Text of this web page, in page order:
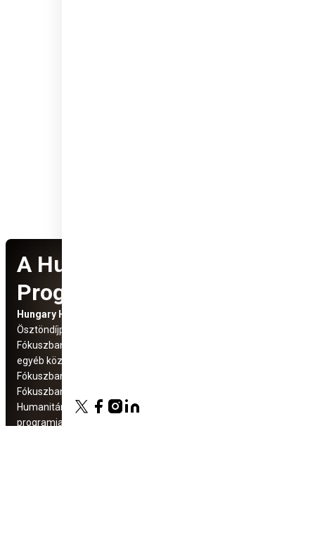
A Hungary Helps
Programról
Hungary Helps Program
Ösztöndíjprogram
Fókuszban: Üldözött keresztény és
egyéb közösségek
Fókuszban: Száhel régió
Fókuszban az Európai Unió
Humanitárius és fejlesztési
programjaink